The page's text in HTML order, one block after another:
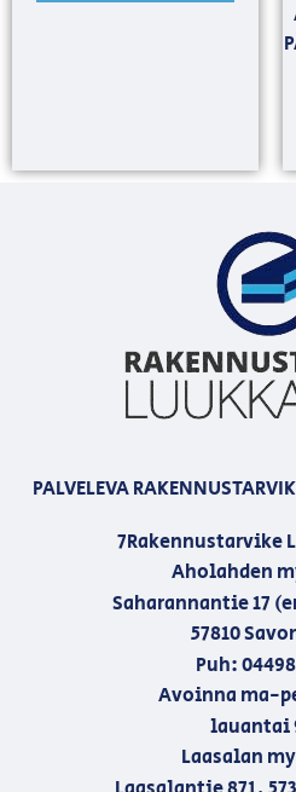
PALVELEVA
7Rakennustarvike
Aholahden
Saharannantie 17
57810
Puh:
Avoinna ma-
lauantai
Laasalan